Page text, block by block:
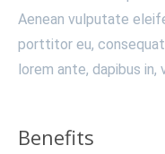
Aenean vulputate
porttitor eu,
lorem ante, dapibus in,
Benefits